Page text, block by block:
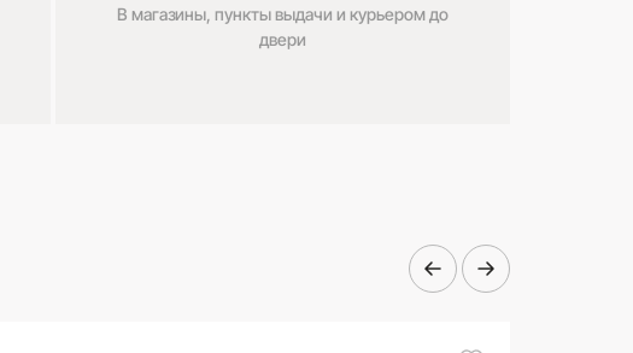
В магазины, пункты выдачи и курьером до
двери